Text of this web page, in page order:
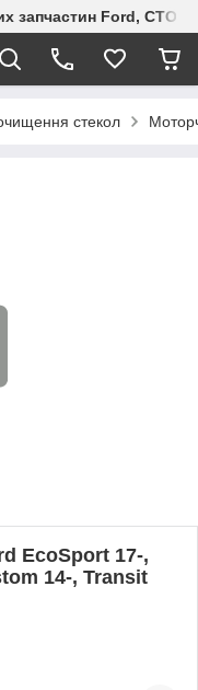
запчастин Ford, СТО
стекол
EcoSport 17-,
14-, Transit